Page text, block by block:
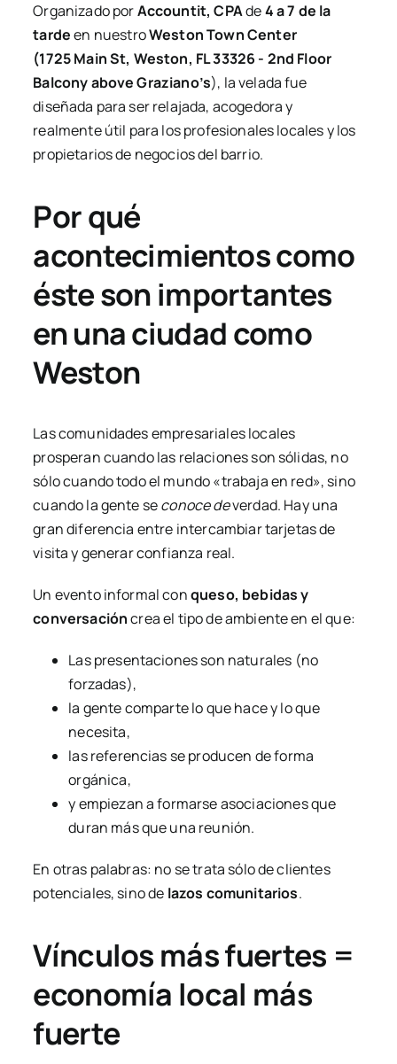
Organizado porAccountit, CPAde4 a 7 de la
tardeen nuestroWeston Town Center
(1725 Main St, Weston, FL 33326 - 2nd Floor
Balcony above Graziano’s), la velada fue
diseñada para ser relajada, acogedora y
realmente útil para los profesionales locales y los
propietarios de negocios del barrio.
Por qué
acontecimientos como
éste son importantes
en una ciudad como
Weston
Las comunidades empresariales locales
prosperan cuando las relaciones son sólidas, no
sólo cuando todo el mundo «trabaja en red», sino
cuando la gente seconoce deverdad. Hay una
gran diferencia entre intercambiar tarjetas de
visita y generar confianza real.
Un evento informal conqueso, bebidas y
conversacióncrea el tipo de ambiente en el que:
Las presentaciones son naturales (no
forzadas),
la gente comparte lo que hace y lo que
necesita,
las referencias se producen de forma
orgánica,
y empiezan a formarse asociaciones que
duran más que una reunión.
En otras palabras: no se trata sólo de clientes
potenciales, sino de lazos comunitarios.
Vínculos más fuertes =
economía local más
fuerte